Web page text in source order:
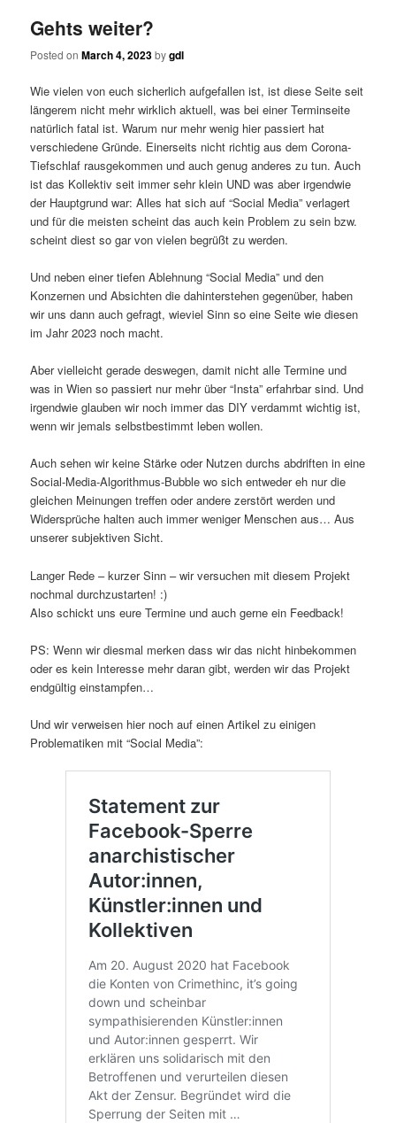
Gehts weiter?
Posted onMarch 4, 2023bygdl
Wie vielen von euch sicherlich aufgefallen ist, ist diese Seite seit
längerem nicht mehr wirklich aktuell, was bei einer Terminseite
natürlich fatal ist. Warum nur mehr wenig hier passiert hat
verschiedene Gründe. Einerseits nicht richtig aus dem Corona-
Tiefschlaf rausgekommen und auch genug anderes zu tun. Auch
ist das Kollektiv seit immer sehr klein UND was aber irgendwie
der Hauptgrund war: Alles hat sich auf “Social Media” verlagert
und für die meisten scheint das auch kein Problem zu sein bzw.
scheint diest so gar von vielen begrüßt zu werden.
Und neben einer tiefen Ablehnung “Social Media” und den
Konzernen und Absichten die dahinterstehen gegenüber, haben
wir uns dann auch gefragt, wieviel Sinn so eine Seite wie diesen
im Jahr 2023 noch macht.
Aber vielleicht gerade deswegen, damit nicht alle Termine und
was in Wien so passiert nur mehr über “Insta” erfahrbar sind. Und
irgendwie glauben wir noch immer das DIY verdammt wichtig ist,
wenn wir jemals selbstbestimmt leben wollen.
Auch sehen wir keine Stärke oder Nutzen durchs abdriften in eine
Social-Media-Algorithmus-Bubble wo sich entweder eh nur die
gleichen Meinungen treffen oder andere zerstört werden und
Widersprüche halten auch immer weniger Menschen aus… Aus
unserer subjektiven Sicht.
Langer Rede – kurzer Sinn – wir versuchen mit diesem Projekt
nochmal durchzustarten! :)
Also schickt uns eure Termine und auch gerne ein Feedback!
PS: Wenn wir diesmal merken dass wir das nicht hinbekommen
oder es kein Interesse mehr daran gibt, werden wir das Projekt
endgültig einstampfen…
Und wir verweisen hier noch auf einen Artikel zu einigen
Problematiken mit “Social Media”: